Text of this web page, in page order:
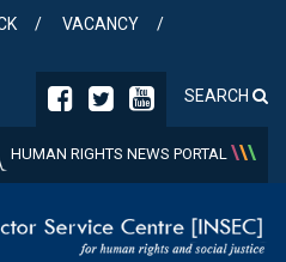
VACANCY
SEARCH
HUMAN RIGHTS NEWS PORTAL \\\